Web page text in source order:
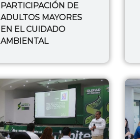
PARTICIPACIÓN DE
ADULTOS MAYORES
EN EL CUIDADO
AMBIENTAL